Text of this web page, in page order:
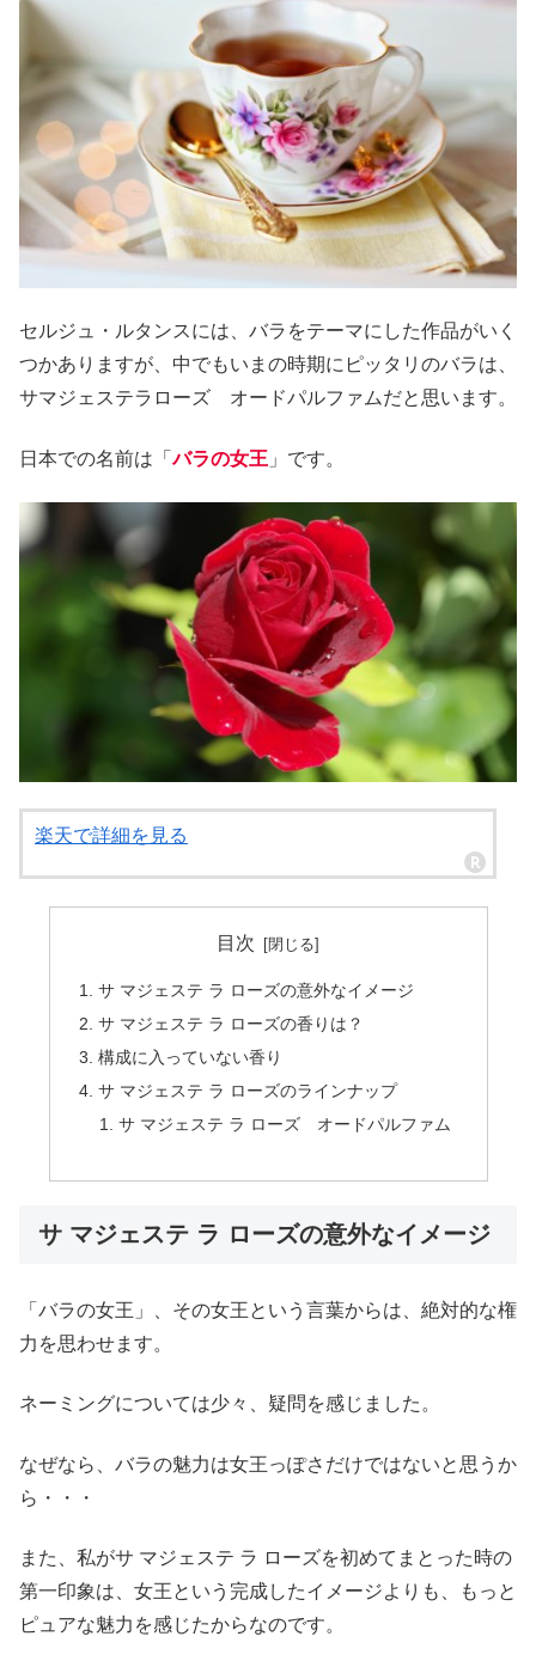
セルジュ・ルタンスには、バラをテーマにした作品がいく
つかありますが、中でもいまの時期にピッタリのバラは、
サマジェステラローズ オードパルファムだと思います。
日本での名前は「バラの女王 」です。
楽天で詳細を見る
目次
サ マジェステ ラ ローズの意外なイメージ
サ マジェステ ラ ローズの香りは？
構成に入っていない香り
サ マジェステ ラ ローズのラインナップ
サ マジェステ ラ ローズ オードパルファム
サ マジェステ ラ ローズの意外なイメージ
「バラの女王」、その女王という言葉からは、絶対的な権
力を思わせます。
ネーミングについては少々、疑問を感じました。
なぜなら、バラの魅力は女王っぽさだけではないと思うか
ら・・・
また、私がサ マジェステ ラ ローズを初めてまとった時の
第一印象は、女王という完成したイメージよりも、もっと
ピュアな魅力を感じたからなのです。